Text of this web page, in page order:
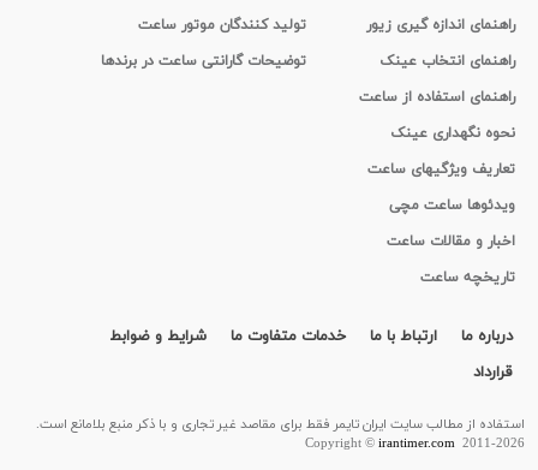
راهنمای اندازه گیری زیور
راهنمای انتخاب عینک
راهنمای استفاده از ساعت
نحوه نگهداری عینک
تعاریف ویژگیهای ساعت
ویدئوها ساعت مچی
اخبار و مقالات ساعت
تاریخچه ساعت
تولید کنندگان موتور ساعت
توضیحات گارانتی ساعت در برندها
درباره ما ارتباط با ما خدمات متفاوت ما
شرایط و ضوابط
قرارداد
استفاده از مطالب سايت ایران تایمر فقط برای مقاصد غیر تجاری و با ذکر منبع بلامانع است.
Copyright ©irantimer.com2011-2026